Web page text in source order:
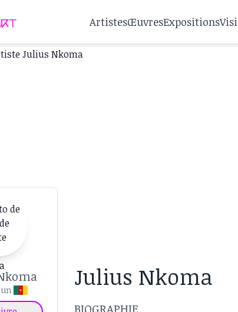
ArtistesŒuvresExpositions
Julius Nkoma
BIOGRAPHIE